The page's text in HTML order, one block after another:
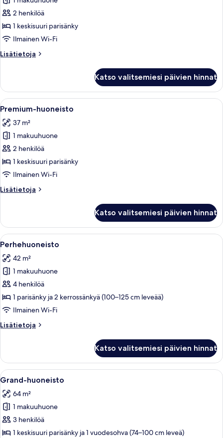
studio
kuvat
2 henkilöä
1 keskisuuri parisänky
Ilmainen Wi-Fi
Lisätietoja
Lisätietoja
Katso valitsemiesi päivien hinnat
Avaa
kaikki
huonetyypin
Premium-
huoneisto
kuvat
Moderni keittiö, jossa on tummat
6
Premium-huoneisto
37 m²
1 makuuhuone
2 henkilöä
1 keskisuuri parisänky
Ilmainen Wi-Fi
Lisätietoja
Lisätietoja
Katso valitsemiesi päivien hinnat
Avaa
kaikki
huonetyypin
Perhehuoneisto
kuvat
Moderni hotellihuone, jossa on
4
Perhehuoneisto
42 m²
1 makuuhuone
4 henkilöä
1 parisänky ja 2 kerrossänkyä (100–125 cm leveää)
Ilmainen Wi-Fi
Lisätietoja
Lisätietoja
Katso valitsemiesi päivien hinnat
Avaa
kaikki
huonetyypin
Grand-
huoneisto
kuvat
Moderni olohuone, jossa on sohva,
10
Grand-huoneisto
64 m²
1 makuuhuone
3 henkilöä
1 keskisuuri parisänky ja 1 vuodesohva (74–100 cm leveä)